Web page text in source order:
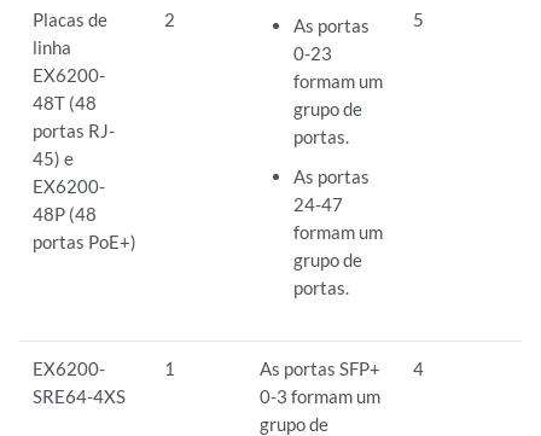
Placas de
linha
EX6200-
48T (48
portas RJ-
45) e
EX6200-
48P (48
portas PoE+)
2
As portas
0-23
formam um
grupo de
portas.
As portas
24-47
formam um
grupo de
portas.
5
EX6200-
SRE64-4XS
1
As portas SFP+
0-3 formam um
grupo de
4